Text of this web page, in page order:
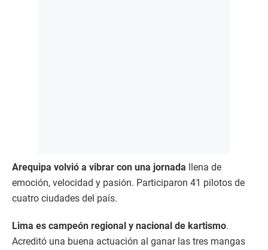
Arequipa volvió a vibrar con una jornada llena de
emoción, velocidad y pasión. Participaron 41 pilotos de
cuatro ciudades del país.
Lima es campeón regional y nacional de kartismo.
Acreditó una buena actuación al ganar las tres mangas